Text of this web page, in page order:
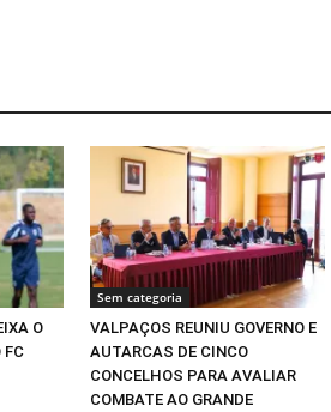
O
FC
Sem categoria
VALPAÇOS REUNIU GOVERNO E
AUTARCAS DE CINCO
CONCELHOS PARA AVALIAR
COMBATE AO GRANDE